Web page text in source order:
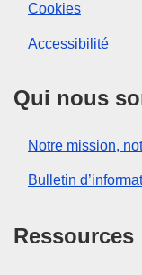
Cookies
Accessibilité
Qui nous
Notre mission,
Bulletin
Ressources